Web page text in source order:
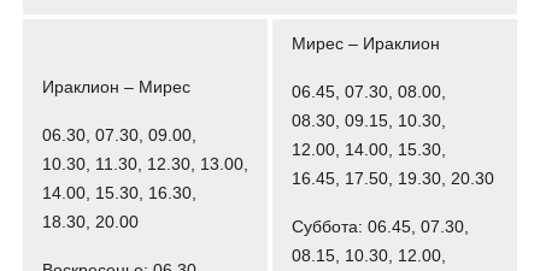
Ираклион – Мирес
06.30, 07.30, 09.00,
10.30, 11.30, 12.30, 13.00,
14.00, 15.30, 16.30,
18.30, 20.00
Мирес – Ираклион
06.45, 07.30, 08.00,
08.30, 09.15, 10.30,
12.00, 14.00, 15.30,
16.45, 17.50, 19.30, 20.30
Суббота: 06.45, 07.30,
08.15, 10.30, 12.00,